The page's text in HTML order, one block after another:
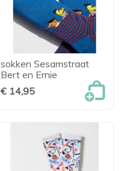
sokken Sesamstraat
Bert en Ernie
€ 14,95